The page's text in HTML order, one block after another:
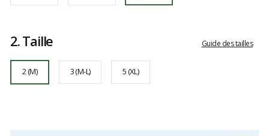
2.Taille Guide des tailles
2 (M) 3 (M-L) 5 (XL)